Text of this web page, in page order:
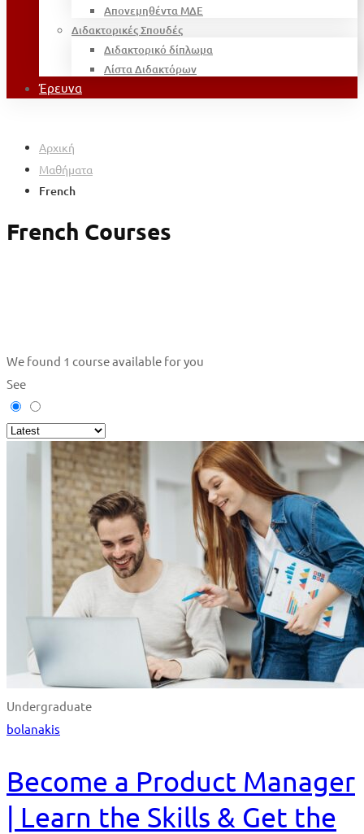
Απονεμηθέντα ΜΔΕ
Διδακτορικές Σπουδές
Διδακτορικό δίπλωμα
Λίστα Διδακτόρων
Έρευνα
Αρχική
Μαθήματα
French
French Courses
We found 1 course available for you
See
Undergraduate
bolanakis
Become a Product Manager
| Learn the Skills & Get the